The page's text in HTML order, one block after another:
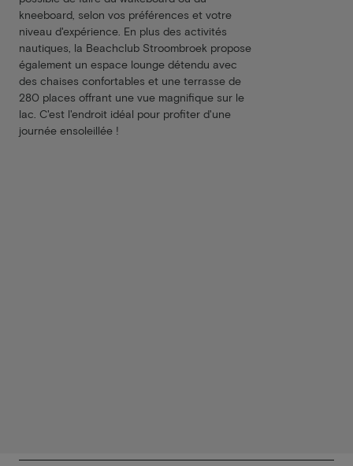
kneeboard, selon vos préférences et votre
niveau d'expérience. En plus des activités
nautiques, la Beachclub Stroombroek propose
également un espace lounge détendu avec
des chaises confortables et une terrasse de
280 places offrant une vue magnifique sur le
lac. C'est l'endroit idéal pour profiter d'une
journée ensoleillée !